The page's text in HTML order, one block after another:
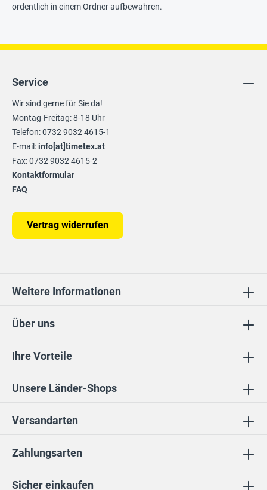
ordentlich in einem Ordner aufbewahren.
Ihre Vorteile
Unsere Länder-Shops
Sicher einkaufen
Über uns
Service
Wir sind gerne für Sie da!
Montag-Freitag: 8-18 Uhr
Telefon: 0732 9032 4615-1
E-mail:info[at]timetex.at
Fax: 0732 9032 4615-2
Kontaktformular
FAQ
Vertrag widerrufen
Weitere Informationen
Zahlungsarten
Versandarten